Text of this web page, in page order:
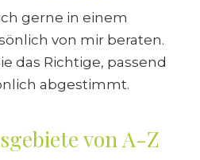
gerne in einem
von mir beraten.
das Richtige, passend
abgestimmt.
von A-Z